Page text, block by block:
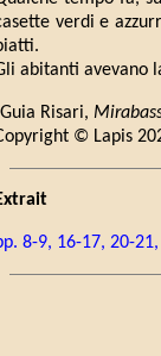
verdi e
abitanti avevano
Risari,
© Lapis
8-9, 16-17, 20-